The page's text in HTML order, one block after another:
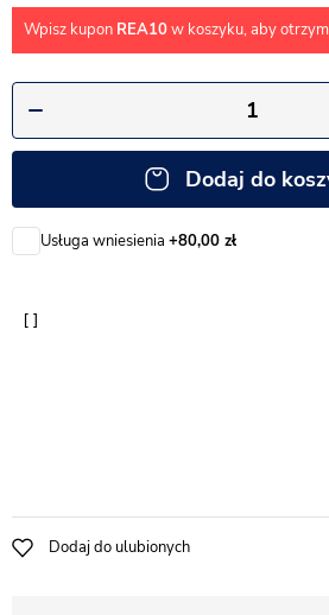
Wpisz kupon REA10w koszyku, aby
Dodaj do
Usługa wniesienia +80,00 zł
Dodaj do ulubionych